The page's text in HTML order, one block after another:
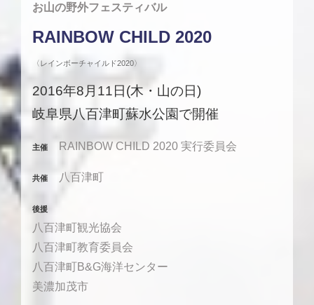
お山の野外フェスティバル
RAINBOW CHILD 2020
〈レインボーチャイルド2020〉
2016年8月11日(木・山の日)
岐阜県八百津町蘇水公園で開催
主催 RAINBOW CHILD 2020 実行委員会
共催 八百津町
後援
八百津町観光協会
八百津町教育委員会
八百津町B&G海洋センター
美濃加茂市